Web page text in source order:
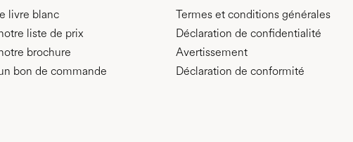
livre blanc
liste de prix
brochure
bon de commande
Termes et conditions générales
Déclaration de confidentialité
Avertissement
Déclaration de conformité